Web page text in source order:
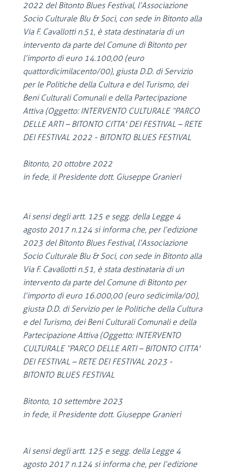
2022 del Bitonto Blues Festival, l’Associazione
Socio Culturale Blu & Soci, con sede in Bitonto alla
Via F. Cavallotti n.51, è stata destinataria di un
intervento da parte del Comune di Bitonto per
l’importo di euro 14.100,00 (euro
quattordicimilacento/00), giusta D.D. di Servizio
per le Politiche della Cultura e del Turismo, dei
Beni Culturali Comunali e della Partecipazione
Attiva (Oggetto: INTERVENTO CULTURALE “PARCO
DELLE ARTI – BITONTO CITTA' DEI FESTIVAL – RETE
DEI FESTIVAL 2022 - BITONTO BLUES FESTIVAL
Bitonto, 20 ottobre 2022
in fede, il Presidente dott. Giuseppe Granieri
Ai sensi degli artt. 125 e segg. della Legge 4
agosto 2017 n.124 si informa che, per l’edizione
2023 del Bitonto Blues Festival, l’Associazione
Socio Culturale Blu & Soci, con sede in Bitonto alla
Via F. Cavallotti n.51, è stata destinataria di un
intervento da parte del Comune di Bitonto per
l’importo di euro 16.000,00 (euro sedicimila/00),
giusta D.D. di Servizio per le Politiche della Cultura
e del Turismo, dei Beni Culturali Comunali e della
Partecipazione Attiva (Oggetto: INTERVENTO
CULTURALE “PARCO DELLE ARTI – BITONTO CITTA'
DEI FESTIVAL – RETE DEI FESTIVAL 2023 -
BITONTO BLUES FESTIVAL
Bitonto, 10 settembre 2023
in fede, il Presidente dott. Giuseppe Granieri
Ai sensi degli artt. 125 e segg. della Legge 4
agosto 2017 n.124 si informa che, per l’edizione